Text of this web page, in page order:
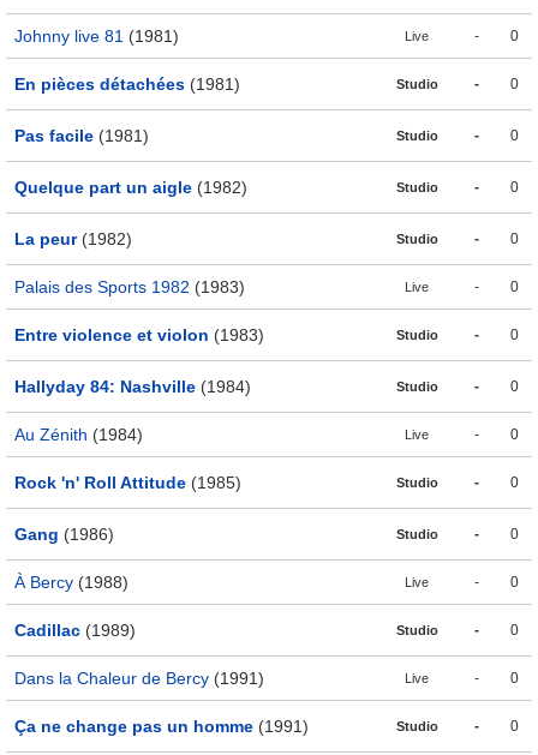
Johnny live 81 (1981) Live - 0
En pièces détachées (1981) Studio - 0
Pas facile (1981) Studio - 0
Quelque part un aigle (1982) Studio - 0
La peur(1982) Studio - 0
Palais des Sports 1982 (1983) Live - 0
Entre violence et violon (1983) Studio - 0
Hallyday 84: Nashville (1984) Studio - 0
Au Zénith (1984) Live - 0
Rock 'n' Roll Attitude (1985) Studio - 0
Gang (1986) Studio - 0
À Bercy (1988) Live - 0
Cadillac (1989) Studio - 0
Dans la Chaleur de Bercy (1991) Live - 0
Ça ne change pas un homme (1991) Studio - 0